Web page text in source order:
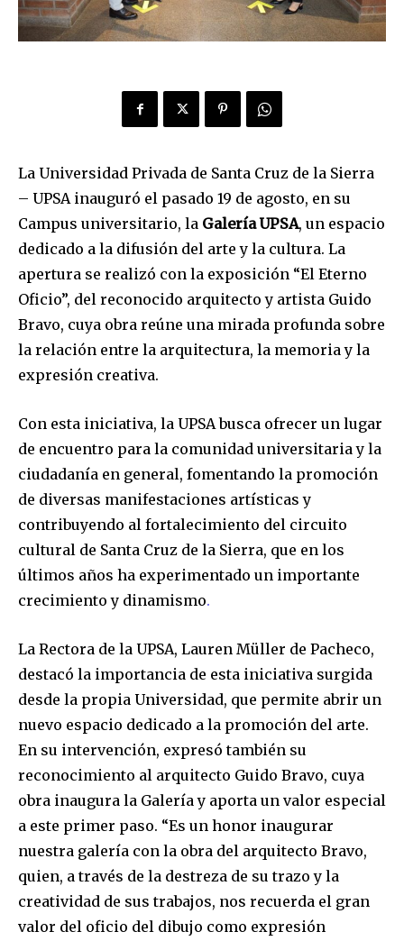
La Universidad Privada de Santa Cruz de la Sierra
– UPSA inauguró el pasado 19 de agosto, en su
Campus universitario, la Galería UPSA, un espacio
dedicado a la difusión del arte y la cultura. La
apertura se realizó con la exposición “El Eterno
Oficio”, del reconocido arquitecto y artista Guido
Bravo, cuya obra reúne una mirada profunda sobre
la relación entre la arquitectura, la memoria y la
expresión creativa.
Con esta iniciativa, la UPSA busca ofrecer un lugar
de encuentro para la comunidad universitaria y la
ciudadanía en general, fomentando la promoción
de diversas manifestaciones artísticas y
contribuyendo al fortalecimiento del circuito
cultural de Santa Cruz de la Sierra, que en los
últimos años ha experimentado un importante
crecimiento y dinamismo.
La Rectora de la UPSA, Lauren Müller de Pacheco,
destacó la importancia de esta iniciativa surgida
desde la propia Universidad, que permite abrir un
nuevo espacio dedicado a la promoción del arte.
En su intervención, expresó también su
reconocimiento al arquitecto Guido Bravo, cuya
obra inaugura la Galería y aporta un valor especial
a este primer paso. “Es un honor inaugurar
nuestra galería con la obra del arquitecto Bravo,
quien, a través de la destreza de su trazo y la
creatividad de sus trabajos, nos recuerda el gran
valor del oficio del dibujo como expresión